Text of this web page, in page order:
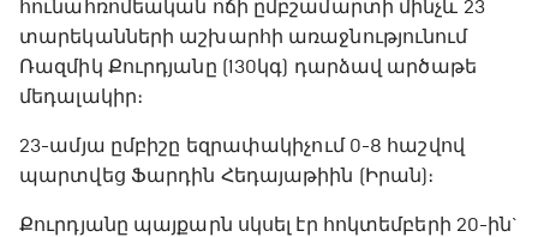
հունահռոմեական ոճի ըմբշամարտի մինչև 23
տարեկանների աշխարհի առաջնությունում
Ռազմիկ Քուրդյանը (130կգ) դարձավ արծաթե
մեդալակիր։
23-ամյա ըմբիշը եզրափակիչում 0-8 հաշվով
պարտվեց Ֆարդին Հեդայաթիին (Իրան)։
Քուրդյանը պայքարն սկսել էր հոկտեմբերի 20-ին`